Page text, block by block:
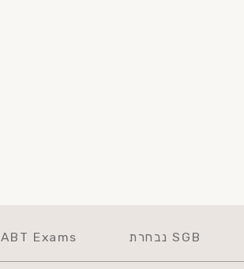
SGB נבחרת ABT Exams